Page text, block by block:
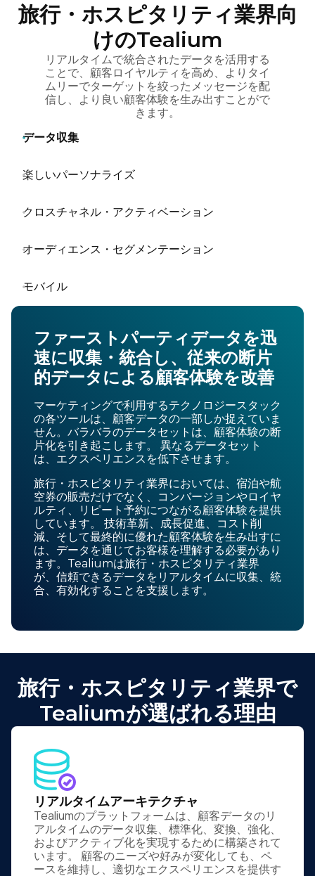
旅行・ホスピタリティ業界向
けのTealium
リアルタイムで統合されたデータを活用する
ことで、顧客ロイヤルティを高め、よりタイ
ムリーでターゲットを絞ったメッセージを配
信し、より良い顧客体験を生み出すことがで
きます。
データ収集
楽しいパーソナライズ
クロスチャネル・アクティベーション
オーディエンス・セグメンテーション
モバイル
ファーストパーティデータを迅
速に収集・統合し、従来の断片
的データによる顧客体験を改善
マーケティングで利用するテクノロジースタック
の各ツールは、顧客データの一部しか捉えていま
せん。バラバラのデータセットは、顧客体験の断
片化を引き起こします。 異なるデータセット
は、エクスペリエンスを低下させます。
旅行・ホスピタリティ業界においては、宿泊や航
空券の販売だけでなく、コンバージョンやロイヤ
ルティ、リピート予約につながる顧客体験を提供
しています。 技術革新、成長促進、コスト削
減、そして最終的に優れた顧客体験を生み出すに
は、データを通じてお客様を理解する必要があり
ます。Tealiumは旅行・ホスピタリティ業界
が、信頼できるデータをリアルタイムに収集、統
合、有効化することを支援します。
旅行・ホスピタリティ業界で
Tealiumが選ばれる理由
リアルタイムアーキテクチャ
Tealiumのプラットフォームは、顧客データのリ
アルタイムのデータ収集、標準化、変換、強化、
およびアクティブ化を実現するために構築されて
います。 顧客のニーズや好みが変化しても、ペ
ースを維持し、適切なエクスペリエンスを提供す